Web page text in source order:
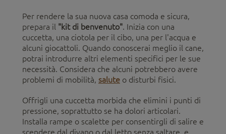
Per rendere la sua nuova casa comoda e sicura,
prepara il "kit di benvenuto". Inizia con una
cuccetta, una ciotola per il cibo, una per l'acqua e
alcuni giocattoli. Quando conoscerai meglio il cane,
potrai introdurre altri elementi specifici per le sue
necessità. Considera che alcuni potrebbero avere
problemi di mobilità, salute o disturbi fisici.
Offrigli una cuccetta morbida che elimini i punti di
pressione, soprattutto se ha dolori articolari.
Installa rampe o scalette per consentirgli di salire e
scendere dal divano o dal letto senza saltare, e